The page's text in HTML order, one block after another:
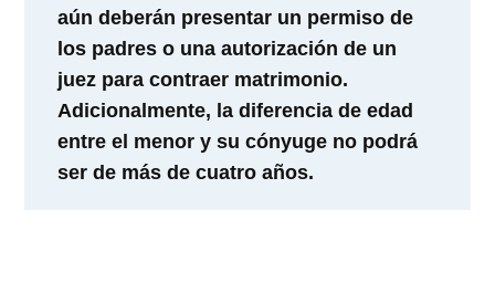
aún deberán presentar un permiso de
los padres o una autorización de un
juez para contraer matrimonio.
Adicionalmente, la diferencia de edad
entre el menor y su cónyuge no podrá
ser de más de cuatro años.